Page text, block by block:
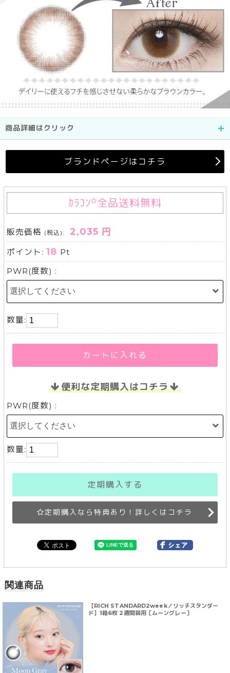
商品詳細はクリック
ブランドページはコチラ
ｶﾗｺﾝ 全品送料無料
販売価格 (税込): 2,035 円
ポイント:18 Pt
PWR(度数) :
数量:
カートに入れる
便利な定期購入はコチラ
PWR(度数) :
数量:
定期購入する
定期購入なら特典あり！詳しくはコチラ
関連商品
【RICH STANDARD2week／リッチスタンダー
ド】1箱6枚 2週間装用［ムーングレー］